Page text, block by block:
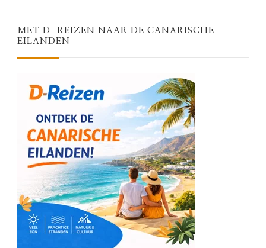
MET D-REIZEN NAAR DE CANARISCHE
EILANDEN